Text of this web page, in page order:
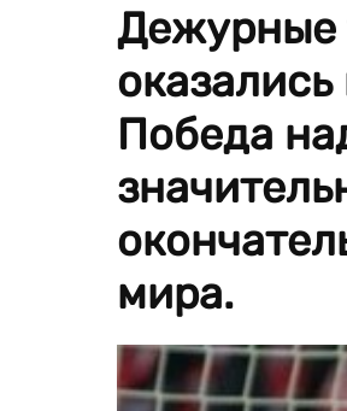
Дежурные
Победа
мира.